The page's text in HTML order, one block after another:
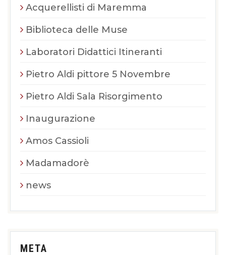
Acquerellisti di Maremma
Biblioteca delle Muse
Laboratori Didattici Itineranti
Pietro Aldi pittore 5 Novembre
Pietro Aldi Sala Risorgimento
Inaugurazione
Amos Cassioli
Madamadorè
news
META